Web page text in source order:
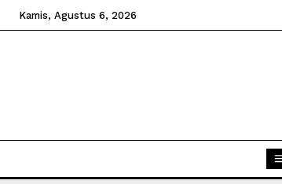
Kamis, Agustus 6, 2026